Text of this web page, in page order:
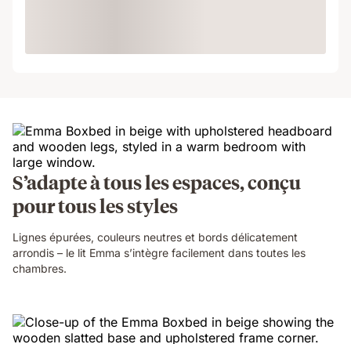
S’adapte à tous les espaces, conçu
pour tous les styles
Lignes épurées, couleurs neutres et bords délicatement
arrondis – le lit Emma s’intègre facilement dans toutes les
chambres.